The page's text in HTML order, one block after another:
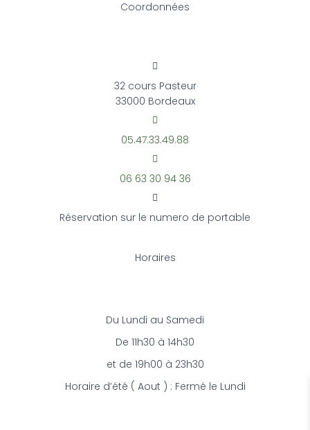
Coordonnées
32 cours Pasteur
33000 Bordeaux
05.47.33.49.88
06 63 30 94 36
Réservation sur le numero de portable
Horaires
Du Lundi au Samedi
De 11h30 à 14h30
et de 19h00 à 23h30
Horaire d’été ( Aout ) : Fermé le Lundi